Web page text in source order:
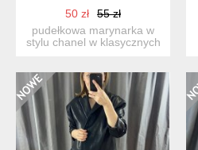
50 zł
55 zł
pudełkowa marynarka w
stylu chanel w klasycznych